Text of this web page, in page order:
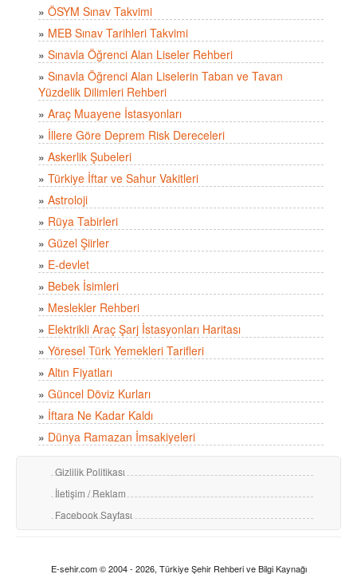
» ÖSYM Sınav Takvimi
» MEB Sınav Tarihleri Takvimi
» Sınavla Öğrenci Alan Liseler Rehberi
» Sınavla Öğrenci Alan Liselerin Taban ve Tavan
Yüzdelik Dilimleri Rehberi
» Araç Muayene İstasyonları
» İllere Göre Deprem Risk Dereceleri
» Askerlik Şubeleri
» Türkiye İftar ve Sahur Vakitleri
» Astroloji
» Rüya Tabirleri
» Güzel Şiirler
» E-devlet
» Bebek İsimleri
» Meslekler Rehberi
» Elektrikli Araç Şarj İstasyonları Haritası
» Yöresel Türk Yemekleri Tarifleri
» Altın Fiyatları
» Güncel Döviz Kurları
» İftara Ne Kadar Kaldı
» Dünya Ramazan İmsakiyeleri
Gizlilik Politikası
İletişim / Reklam
Facebook Sayfası
E-sehir.com © 2004 - 2026, Türkiye Şehir Rehberi ve Bilgi Kaynağı